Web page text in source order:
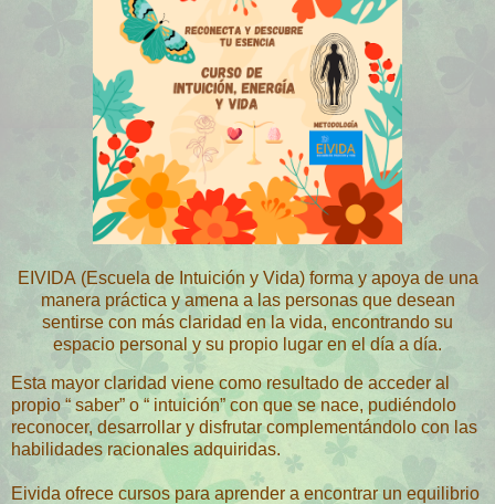
EIVIDA (Escuela de Intuición y Vida) forma y apoya de una
manera práctica y amena a las personas que desean
sentirse con más claridad en la vida, encontrando su
espacio personal y su propio lugar en el día a día.
Esta mayor claridad viene como resultado de acceder al
propio “ saber” o “ intuición” con que se nace, pudiéndolo
reconocer, desarrollar y disfrutar complementándolo con las
habilidades racionales adquiridas.
Eivida ofrece cursos para aprender a encontrar un equilibrio